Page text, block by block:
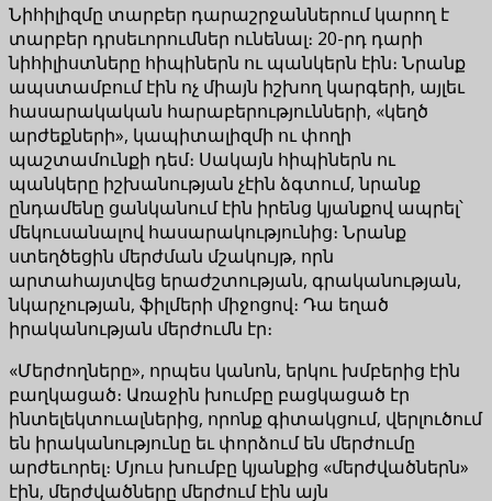
Նիհիլիզմը տարբեր դարաշրջաններում կարող է
տարբեր դրսեւորումներ ունենալ։ 20-րդ դարի
նիհիլիստները հիպիներն ու պանկերն էին։ Նրանք
ապստամբում էին ոչ միայն իշխող կարգերի, այլեւ
հասարակական հարաբերությունների, «կեղծ
արժեքների», կապիտալիզմի ու փողի
պաշտամունքի դեմ։ Սակայն հիպիներն ու
պանկերը իշխանության չէին ձգտում, նրանք
ընդամենը ցանկանում էին իրենց կյանքով ապրել՝
մեկուսանալով հասարակությունից։ Նրանք
ստեղծեցին մերժման մշակույթ, որն
արտահայտվեց երաժշտության, գրականության,
նկարչության, ֆիլմերի միջոցով։ Դա եղած
իրականության մերժումն էր։
«Մերժողները», որպես կանոն, երկու խմբերից էին
բաղկացած։ Առաջին խումբը բացկացած էր
ինտելեկտուալներից, որոնք գիտակցում, վերլուծում
են իրականությունը եւ փորձում են մերժումը
արժեւորել։ Մյուս խումբը կյանքից «մերժվածներն»
էին, մերժվածները մերժում էին այն